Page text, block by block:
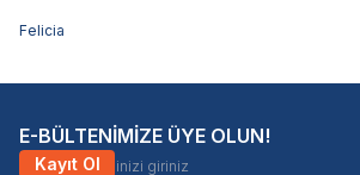
Felicia
E-BÜLTENİMİZE ÜYE OLUN!
Kayıt Ol